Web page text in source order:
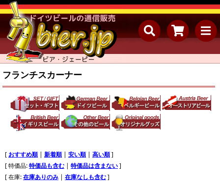
フランチスカーナー
[ おすすめ順 | 新着順 | 安い順 | 高い順]
[ 特価品:特価品も含む | 特価品は含まない]
[ 在庫:在庫ありのみ | 在庫なしも含む]